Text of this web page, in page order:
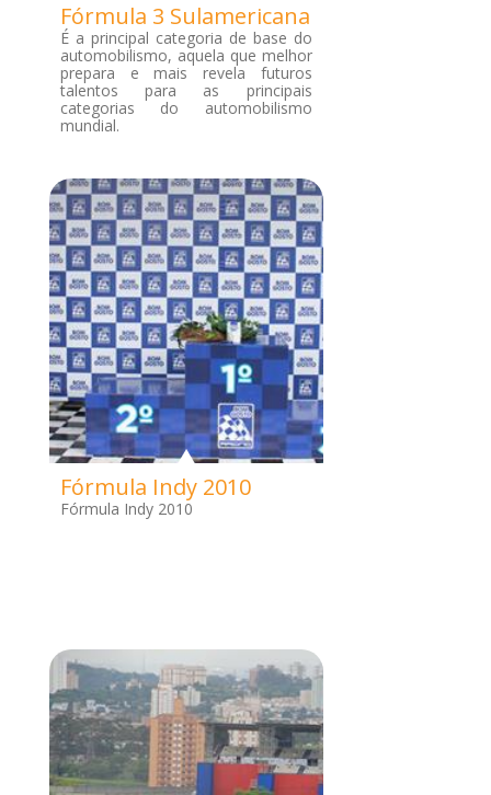
Fórmula 3 Sulamericana
É a principal categoria de base do
automobilismo, aquela que melhor
prepara e mais revela futuros
talentos para as principais
categorias do automobilismo
mundial.
Fórmula Indy 2010
Fórmula Indy 2010